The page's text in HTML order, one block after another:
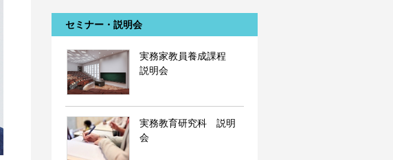
セミナー・説明会
実務家教員養成課程
説明会
実務教育研究科 説明
会